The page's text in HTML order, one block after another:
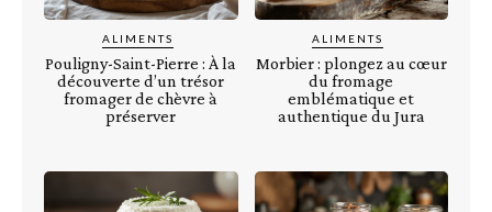
ALIMENTS
Pouligny-Saint-Pierre : À la
découverte d’un trésor
fromager de chèvre à
préserver
ALIMENTS
Morbier : plongez au cœur
du fromage
emblématique et
authentique du Jura